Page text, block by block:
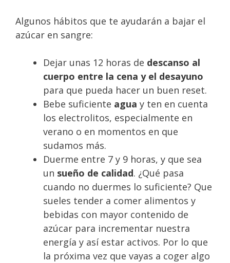
Algunos hábitos que te ayudarán a bajar el
azúcar en sangre:
Dejar unas 12 horas de descanso al
cuerpo entre la cena y el desayuno
para que pueda hacer un buen reset.
Bebe suficiente agua y ten en cuenta
los electrolitos, especialmente en
verano o en momentos en que
sudamos más.
Duerme entre 7 y 9 horas, y que sea
un sueño de calidad. ¿Qué pasa
cuando no duermes lo suficiente? Que
sueles tender a comer alimentos y
bebidas con mayor contenido de
azúcar para incrementar nuestra
energía y así estar activos. Por lo que
la próxima vez que vayas a coger algo